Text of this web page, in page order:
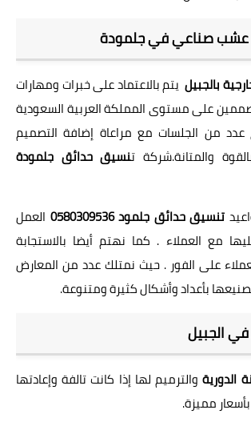
عشب صناعي في جلمودة
بالجبيل يتم بالاعتماد على خبرات ومهارات
على مستوى المملكة العربية السعودية
عدد من الجلسات مع مراعاة إضافة التصميم
والمتانة.شركة تنسيق حدائق جلمودة
تنسيق حدائق جلمود 0580309536
العمل
مع العملاء . كما نهتم أيضا بالاستجابة
على الفور . حيث نمتلك عدد من المعارض
بأعداد وأشكال كثيرة ومتنوعة.
الجبيل
الدوريةوالترميم لها إذا كانت تالفة وإعادتها
مميزة.